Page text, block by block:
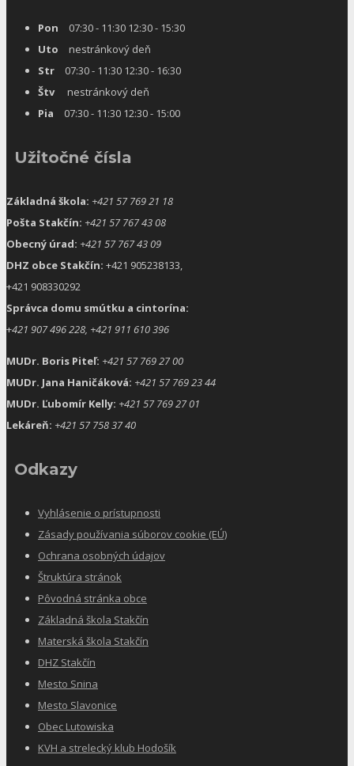
Pon 07:30 - 11:30 12:30 - 15:30
Uto nestránkový deň
Str 07:30 - 11:30 12:30 - 16:30
Štvnestránkový deň
Pia 07:30 - 11:30 12:30 - 15:00
Užitočné čísla
Základná škola: +421 57 769 21 18
Pošta Stakčín: +421 57 767 43 08
Obecný úrad: +421 57 767 43 09
DHZ obce Stakčín: +421 905238133,
+421 908330292
Správca domu smútku a cintorína:
+421 907 496 228, +421 911 610 396
MUDr. Boris Piteľ: +421 57 769 27 00
MUDr. Jana Haničáková: +421 57 769 23 44
MUDr. Ľubomír Kelly: +421 57 769 27 01
Lekáreň: +421 57 758 37 40
Odkazy
Vyhlásenie o prístupnosti
Zásady používania súborov cookie (EÚ)
Ochrana osobných údajov
Štruktúra stránok
Pôvodná stránka obce
Základná škola Stakčín
Materská škola Stakčín
DHZ Stakčín
Mesto Snina
Mesto Slavonice
Obec Lutowiska
KVH a strelecký klub Hodošík